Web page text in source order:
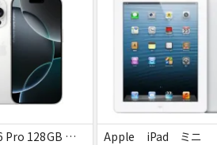
iPhone16 Pro 128GB ホワイトチタニウム docomo 送料無料
Apple iPad ミニ